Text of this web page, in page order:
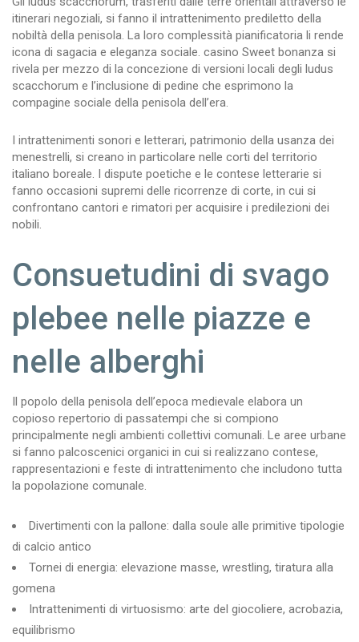
itinerari negoziali, si fanno il intrattenimento prediletto della
nobiltà della penisola. La loro complessità pianificatoria li rende
icona di sagacia e eleganza sociale. casino Sweet bonanza si
rivela per mezzo di la concezione di versioni locali degli ludus
scacchorum e l’inclusione di pedine che esprimono la
compagine sociale della penisola dell’era.
I intrattenimenti sonori e letterari, patrimonio della usanza dei
menestrelli, si creano in particolare nelle corti del territorio
italiano boreale. I dispute poetiche e le contese letterarie si
fanno occasioni supremi delle ricorrenze di corte, in cui si
confrontano cantori e rimatori per acquisire i predilezioni dei
nobili.
Consuetudini di svago
plebee nelle piazze e
nelle alberghi
Il popolo della penisola dell’epoca medievale elabora un
copioso repertorio di passatempi che si compiono
principalmente negli ambienti collettivi comunali. Le aree urbane
si fanno palcoscenici organici in cui si realizzano contese,
rappresentazioni e feste di intrattenimento che includono tutta
la popolazione comunale.
Divertimenti con la pallone: dalla soule alle primitive tipologie
di calcio antico
Tornei di energia: elevazione masse, wrestling, tiratura alla
gomena
Intrattenimenti di virtuosismo: arte del giocoliere, acrobazia,
equilibrismo